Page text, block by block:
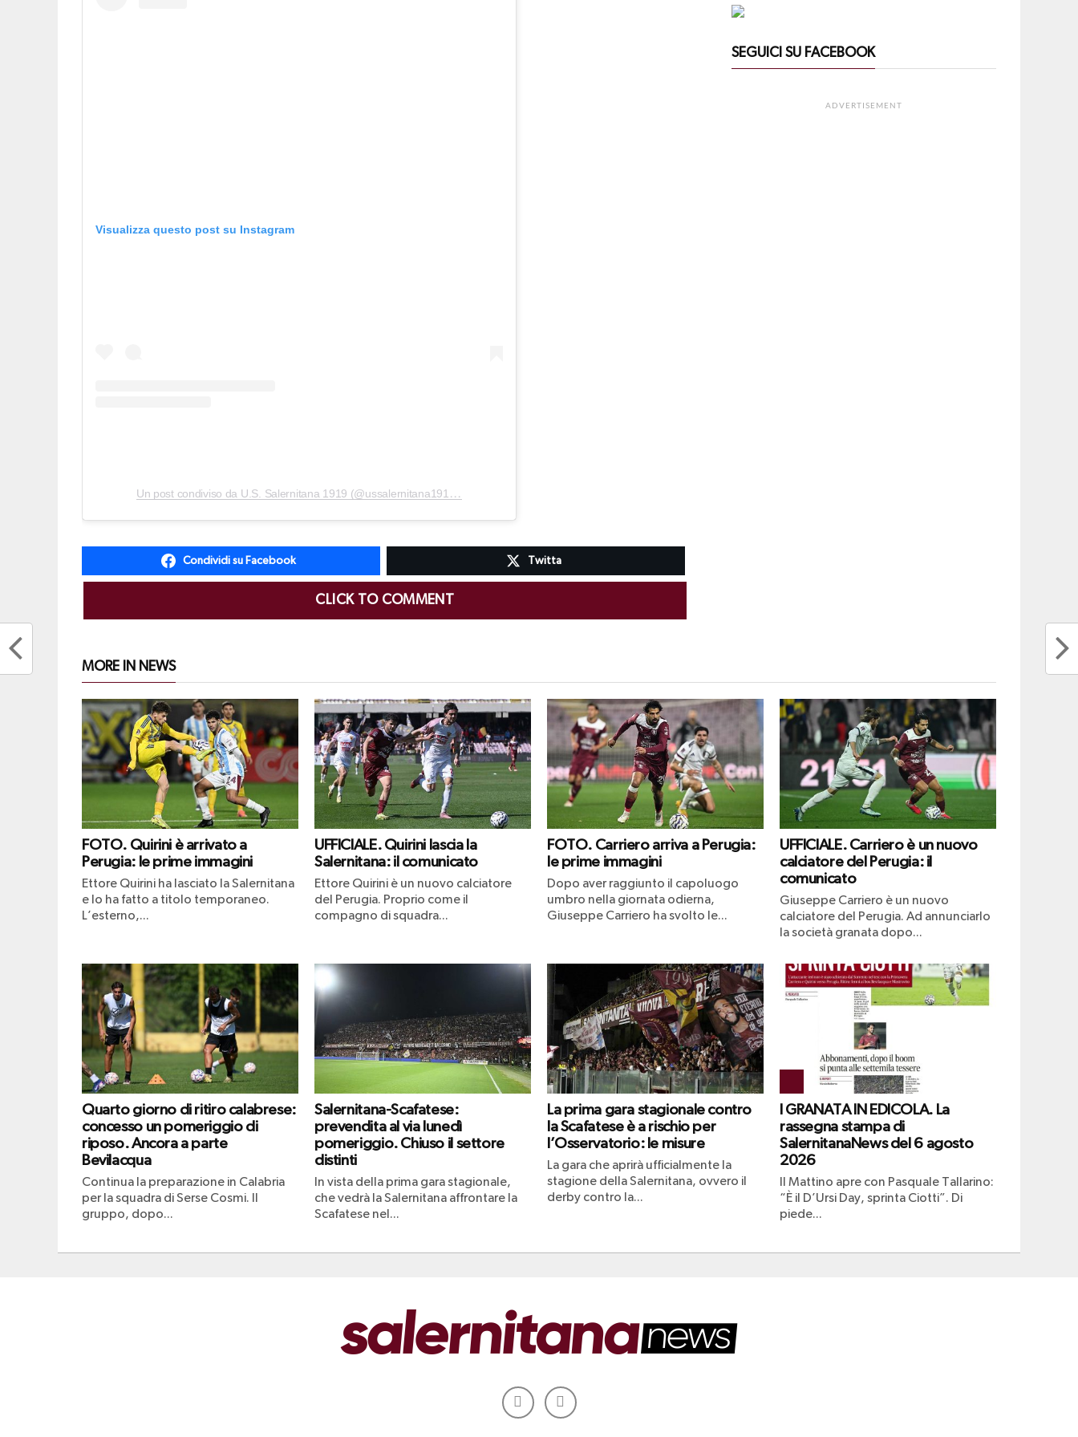
Visualizza questo post su Instagram
Un post condiviso da U.S. Salernitana 1919 (@ussalernitana1919official)
Condividi su Facebook Twitta
CLICK TO COMMENT
SEGUICI SU FACEBOOK
ADVERTISEMENT
MORE IN NEWS
FOTO. Quirini è arrivato a
Perugia: le prime immagini
Ettore Quirini ha lasciato la Salernitana
e lo ha fatto a titolo temporaneo.
L’esterno,...
UFFICIALE. Quirini lascia la
Salernitana: il comunicato
Ettore Quirini è un nuovo calciatore
del Perugia. Proprio come il
compagno di squadra...
FOTO. Carriero arriva a Perugia:
le prime immagini
Dopo aver raggiunto il capoluogo
umbro nella giornata odierna,
Giuseppe Carriero ha svolto le...
UFFICIALE. Carriero è un nuovo
calciatore del Perugia: il
comunicato
Giuseppe Carriero è un nuovo
calciatore del Perugia. Ad annunciarlo
la società granata dopo...
Quarto giorno di ritiro calabrese:
concesso un pomeriggio di
riposo. Ancora a parte
Bevilacqua
Continua la preparazione in Calabria
per la squadra di Serse Cosmi. Il
gruppo, dopo...
Salernitana-Scafatese:
prevendita al via lunedì
pomeriggio. Chiuso il settore
distinti
In vista della prima gara stagionale,
che vedrà la Salernitana affrontare la
Scafatese nel...
La prima gara stagionale contro
la Scafatese è a rischio per
l’Osservatorio: le misure
La gara che aprirà ufficialmente la
stagione della Salernitana, ovvero il
derby contro la...
I GRANATA IN EDICOLA. La
rassegna stampa di
SalernitanaNews del 6 agosto
2026
Il Mattino apre con Pasquale Tallarino:
“È il D’Ursi Day, sprinta Ciotti”. Di
piede...